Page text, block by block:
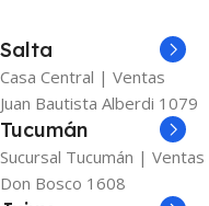
Salta
Casa Central | Ventas
Juan Bautista Alberdi 1079
Tucumán
Sucursal Tucumán | Ventas
Don Bosco 1608